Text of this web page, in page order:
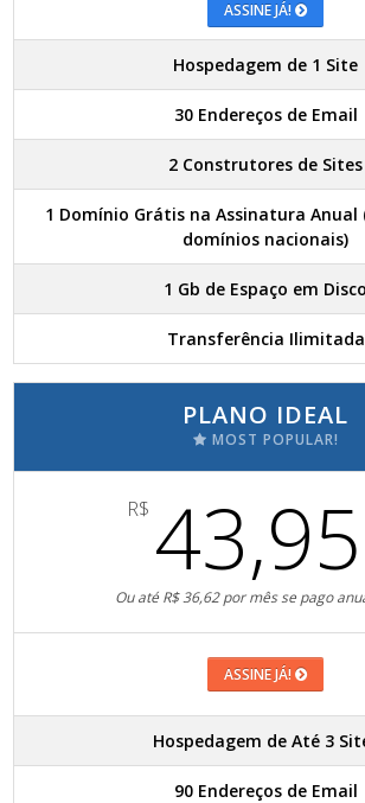
ASSINE JÁ!
Hospedagem de 1 Site
30 Endereços de Email
2 Construtores de Sites
1 Domínio Grátis na Assinatura
domínios nacionais)
1 Gb de Espaço em Disco
Transferência Ilimitada
PLANO IDEAL
MOST POPULAR!
R$ 43,95
Ou até R$ 36,62 por mês se pago
ASSINE JÁ!
Hospedagem de Até 3
90 Endereços de Email